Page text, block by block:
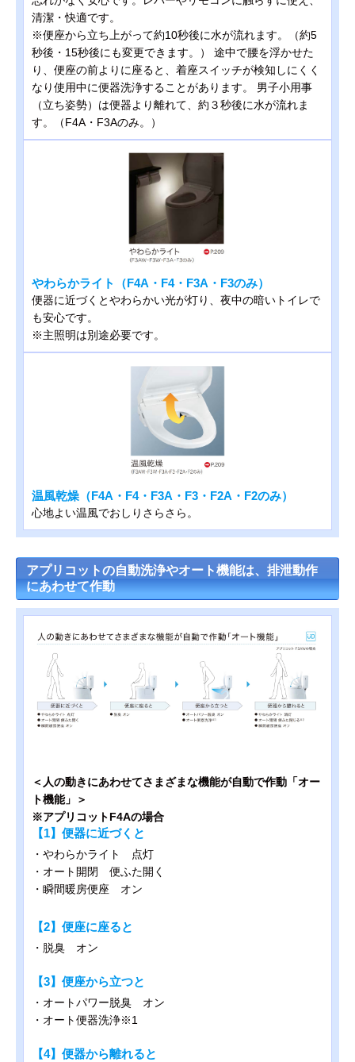
清潔・快適です。
※便座から立ち上がって約10秒後に水が流れます。（約5
秒後・15秒後にも変更できます。） 途中で腰を浮かせた
り、便座の前よりに座ると、着座スイッチが検知しにくく
なり使用中に便器洗浄することがあります。 男子小用事
（立ち姿勢）は便器より離れて、約３秒後に水が流れま
す。（F4A・F3Aのみ。）
やわらかライト（F4A・F4・F3A・F3のみ）
便器に近づくとやわらかい光が灯り、夜中の暗いトイレで
も安心です。
※主照明は別途必要です。
温風乾燥（F4A・F4・F3A・F3・F2A・F2のみ）
心地よい温風でおしりさらさら。
アプリコットの自動洗浄やオート機能は、排泄動作
にあわせて作動
＜人の動きにあわせてさまざまな機能が自動で作動「オー
ト機能」＞
※アプリコットF4Aの場合
【1】便器に近づくと
・やわらかライト 点灯
・オート開閉 便ふた開く
・瞬間暖房便座 オン
【2】便座に座ると
・脱臭 オン
【3】便座から立つと
・オートパワー脱臭 オン
・オート便器洗浄※1
【4】便器から離れると